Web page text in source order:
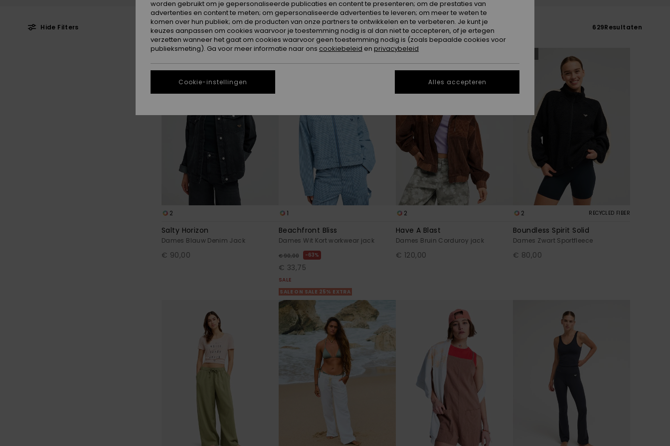
Hide Filters 629Resultaten
Overslaan
Ga
op
2
Salty Horizon
Dames Blauw Denim Jack
€ 90,00
1
Beachfront Bliss
Dames Wit Kort workwear jack
€ 90,00 63%
€ 33,75
SALE
SALE ON SALE 25% EXTRA
NIEUW
2
Have A Blast
Dames Bruin Corduroy jack
€ 120,00
2 RECYCLED FIBER
Boundless Spirit Solid
Dames Zwart Sportfleece
€ 80,00
worden gebruikt om je gepersonaliseerde publicaties en content te presenteren; om de prestaties van
advertenties en content te meten; om gepersonaliseerde advertenties te leveren; om meer te weten te
komen over hun publiek; om de producten van onze partners te ontwikkelen en te verbeteren. Je kunt je
keuzes aanpassen om cookies waarvoor je toestemming nodig is al dan niet te accepteren, of je ertegen
verzetten wanneer het gaat om cookies waarvoor geen toestemming nodig is (zoals bepaalde cookies voor
publieksmeting). Ga voor meer informatie naar ons cookiebeleid en privacybeleid
Cookie-instellingen Alles accepteren